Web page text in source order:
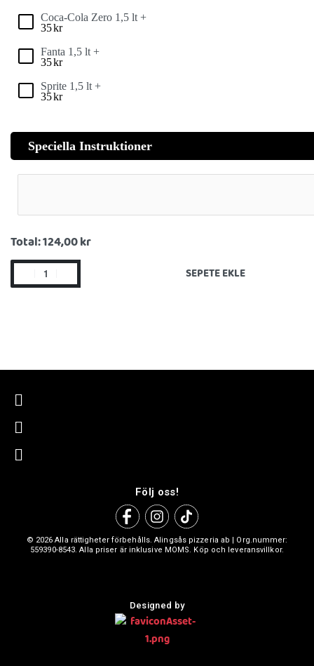
Coca-Cola Zero 1,5 lt +
35kr
Fanta 1,5 lt +
35kr
Sprite 1,5 lt +
35kr
Speciella Instruktioner
Total:124,00 kr
SEPETE EKLE
Följ oss!
© 2026 Alla rättigheter förbehålls. Alingsås pizzeria ab | Org.nummer:
559390-8543. Alla priser är inklusive MOMS. Köp och leveransvillkor.
Designed by